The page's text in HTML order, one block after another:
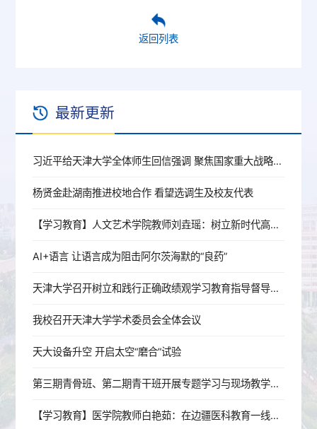
返回列表
最新更新
习近平给天津大学全体师生回信强调 聚焦国家重大战略需求提高人才培养质量 更好服务经济社会发展
杨贤金赴湖南推进校地合作 看望选调生及校友代表
【学习教育】人文艺术学院教师刘垚瑶：树立新时代高校党员教师的正确政绩观
AI+语言 让语言成为阻击阿尔茨海默的“良药”
天津大学召开树立和践行正确政绩观学习教育指导督导工作推进会
我校召开天津大学学术委员会全体会议
天大设备升空 开启太空“磨合”试验
第三期青骨班、第二期青干班开展专题学习与现场教学活动
【学习教育】医学院教师白艳茹：在边疆医科教育一线践行育人初心